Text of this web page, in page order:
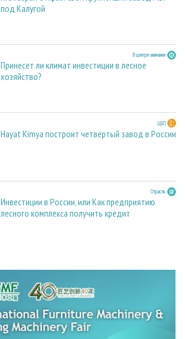
под Калугой
В центре внимания
Принесет ли климат инвестиции в лесное
хозяйство?
ЦБП
Hayat Kimya построит четвертый завод в России
Отрасль
Инвестиции в России, или Как предприятию
лесного комплекса получить кредит